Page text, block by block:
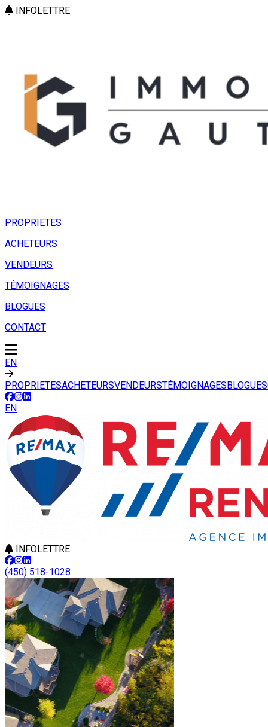
INFOLETTRE
PROPRIETES
ACHETEURS
VENDEURS
TÉMOIGNAGES
BLOGUES
CONTACT
EN
PROPRIETESACHETEURSVENDEURSTÉMOIGNAGESBLOGUES
EN
INFOLETTRE
(450) 518-1028